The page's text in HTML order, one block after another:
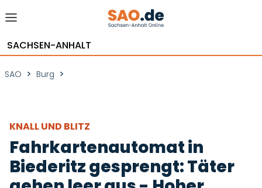
SACHSEN-ANHALT
SAO > Burg >
KNALL UND BLITZ
Fahrkartenautomat in
Biederitz gesprengt: Täter